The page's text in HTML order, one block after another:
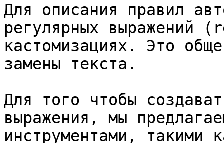
Для описания правил
регулярных выражений
кастомизациях. Это
замены текста.
Для того чтобы
выражения, мы
инструментами, такими